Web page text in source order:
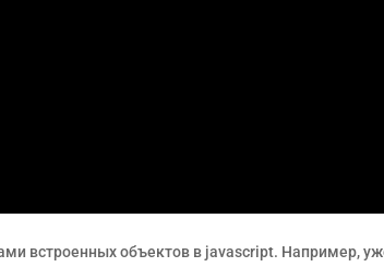
встроенных объектов в javascript. Например,